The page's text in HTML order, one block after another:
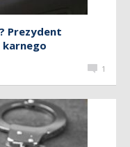
Prezydent
karnego
1